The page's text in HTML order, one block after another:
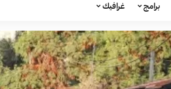
برامج غرافيك